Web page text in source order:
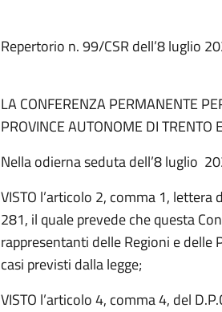
Repertorio n. 99/CSR dell’8 luglio
LA CONFERENZA PERMANENTE
PROVINCE AUTONOME DI TRENTO
Nella odierna seduta dell’8 luglio
VISTO l’articolo 2, comma 1,
281, il quale prevede che questa
rappresentanti delle Regioni e delle
casi previsti dalla legge;
VISTO l’articolo 4, comma 4, del